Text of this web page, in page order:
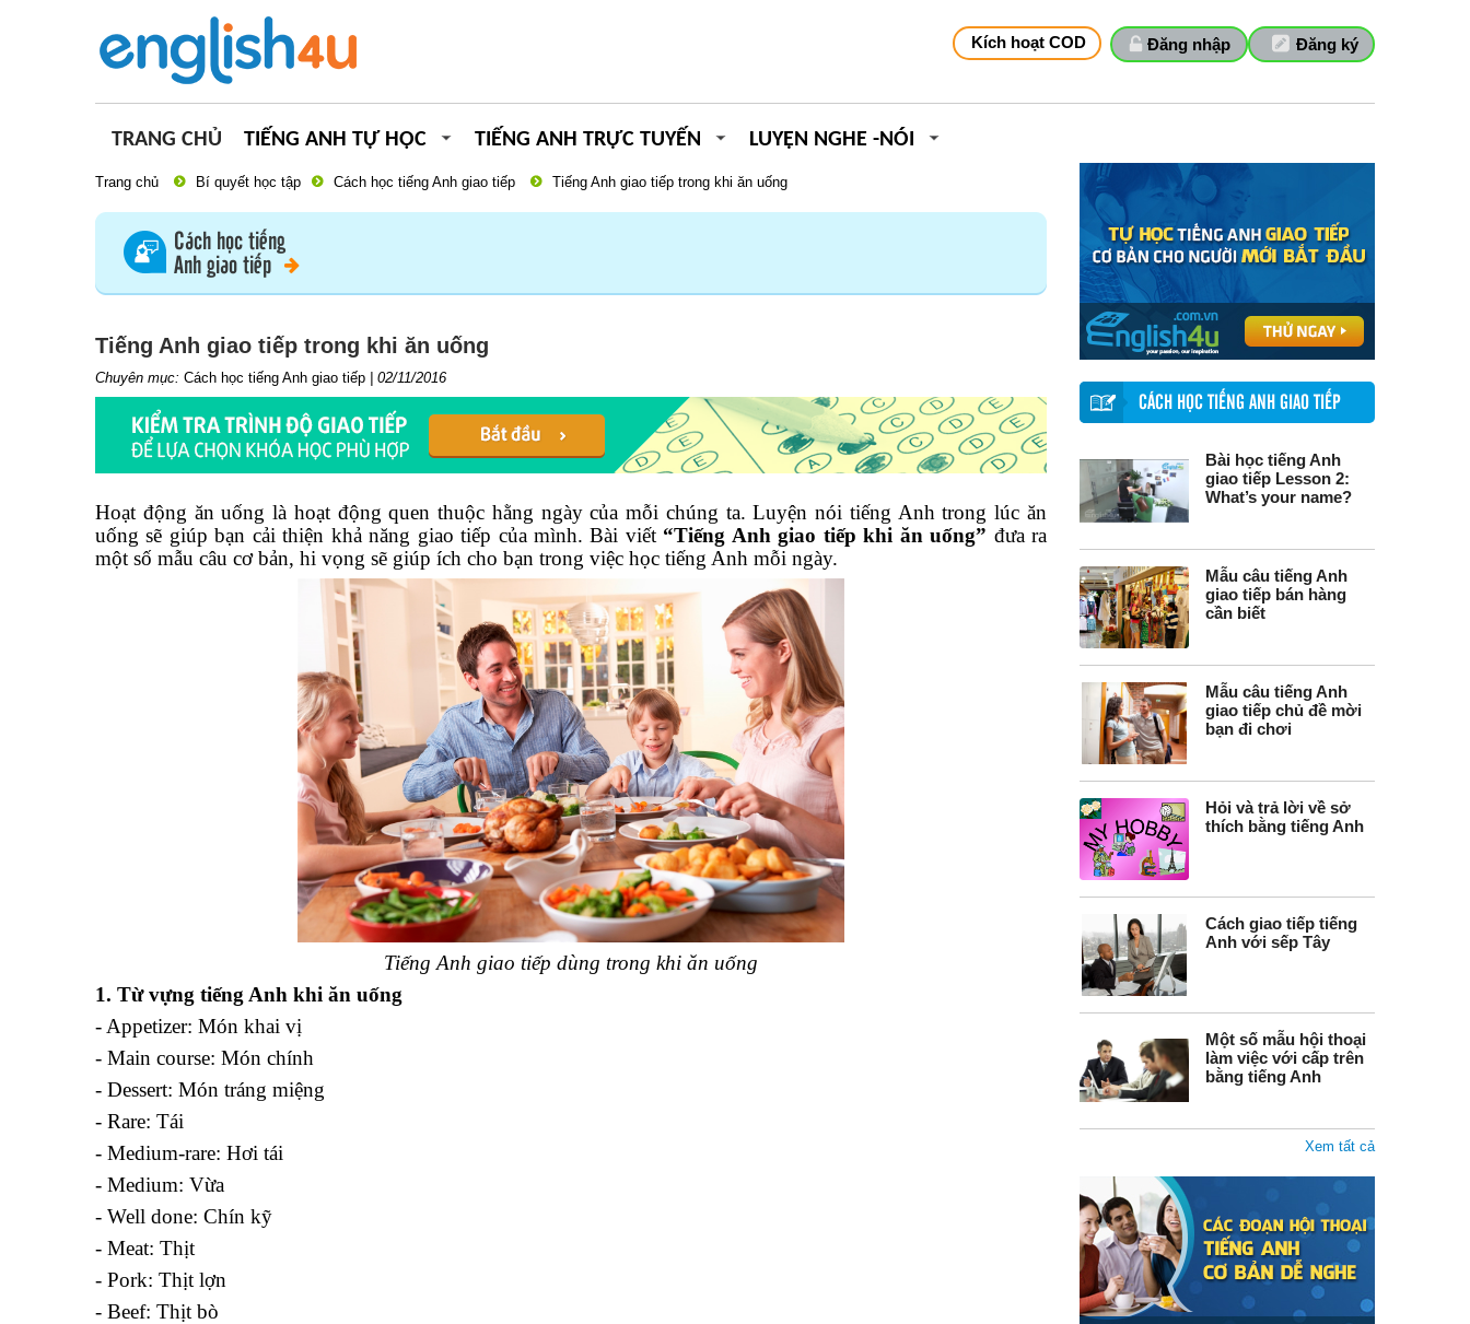
Đăng ký
Đăng nhập
Kích hoạt COD
TRANG CHỦ TIẾNG ANH TỰ HỌC TIẾNG ANH TRỰC TUYẾN LUYỆN NGHE -NÓI
CÁCH HỌC TIẾNG ANH GIAO TIẾP
Bài học tiếng Anh
giao tiếp Lesson 2:
What’s your name?
Mẫu câu tiếng Anh
giao tiếp bán hàng
cần biết
Mẫu câu tiếng Anh
giao tiếp chủ đề mời
bạn đi chơi
Hỏi và trả lời về sở
thích bằng tiếng Anh
Cách giao tiếp tiếng
Anh với sếp Tây
Một số mẫu hội thoại
làm việc với cấp trên
bằng tiếng Anh
Xem tất cả
Trang chủ Bí quyết học tập Cách học tiếng Anh giao tiếp Tiếng Anh giao tiếp trong khi ăn uống
Cách học tiếng
Anh giao tiếp
Tiếng Anh giao tiếp trong khi ăn uống
Chuyên mục: Cách học tiếng Anh giao tiếp 02/11/2016
Hoạt động ăn uống là hoạt động quen thuộc hằng ngày của mỗi chúng ta. Luyện nói tiếng Anh trong lúc ăn
uống sẽ giúp bạn cải thiện khả năng giao tiếp của mình. Bài viết “Tiếng Anh giao tiếp khi ăn uống” đưa ra
một số mẫu câu cơ bản, hi vọng sẽ giúp ích cho bạn trong việc học tiếng Anh mỗi ngày.
Tiếng Anh giao tiếp dùng trong khi ăn uống
1. Từ vựng tiếng Anh khi ăn uống
- Appetizer: Món khai vị
- Main course: Món chính
- Dessert: Món tráng miệng
- Rare: Tái
- Medium-rare: Hơi tái
- Medium: Vừa
- Well done: Chín kỹ
- Meat: Thịt
- Pork: Thịt lợn
- Beef: Thịt bò